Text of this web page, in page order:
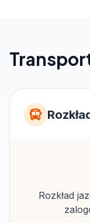
Rozkład